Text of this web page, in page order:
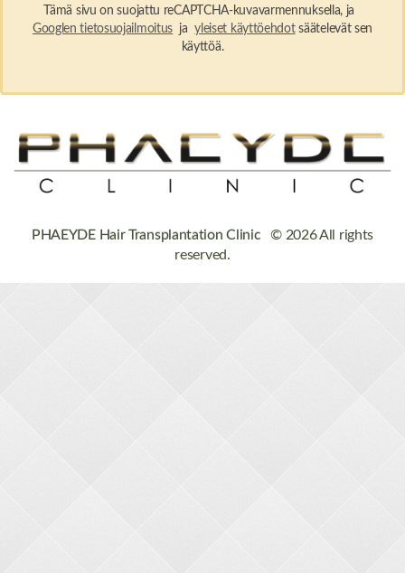
Tämä sivu on suojattu reCAPTCHA-kuvavarmennuksella, ja
Googlen tietosuojailmoitus jayleiset käyttöehdotsäätelevät sen
käyttöä.
PHAEYDE Hair Transplantation Clinic
© 2026 All rights
reserved.